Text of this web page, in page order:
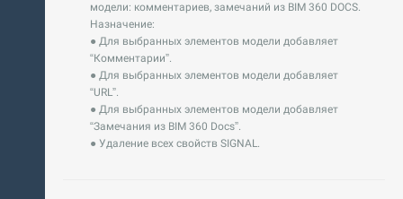
модели: комментариев, замечаний из BIM 360 DOCS.
Назначение:
● Для выбранных элементов модели добавляет
“Комментарии”.
● Для выбранных элементов модели добавляет
“URL”.
● Для выбранных элементов модели добавляет
“Замечания из BIM 360 Docs”.
● Удаление всех свойств SIGNAL.